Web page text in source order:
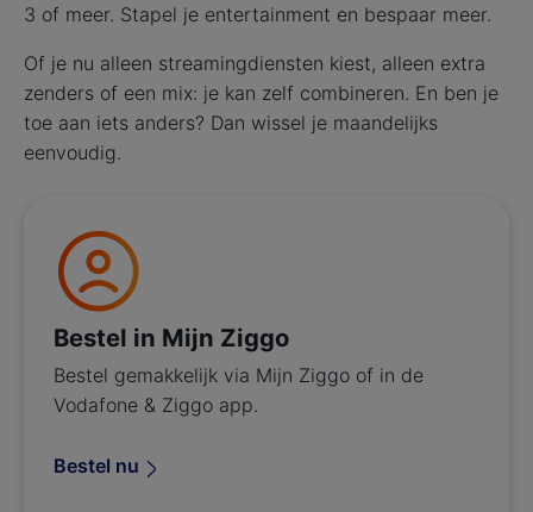
3 of meer. Stapel je entertainment en bespaar meer.
Of je nu alleen streamingdiensten kiest, alleen extra
zenders of een mix: je kan zelf combineren. En ben je
toe aan iets anders? Dan wissel je maandelijks
eenvoudig.
Bestel in Mijn Ziggo
Bestel gemakkelijk via Mijn Ziggo of in de
Vodafone & Ziggo app.
Bestel nu